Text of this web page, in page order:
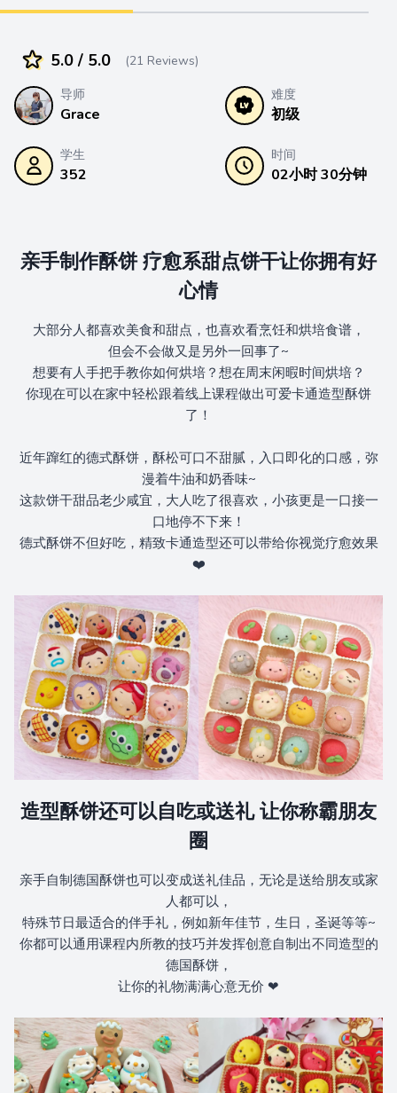
5.0 造型技巧+五官捏塑定位
5.1 唐老鸭Donald Duck，黛西鸭Daisy Duck
5.4 跳跳虎Tigger，小飞象Dumbo
5.5 花栗鼠奇奇Chip，花栗鼠蒂蒂 Dale
5.6 米奇Mickey，米妮Minnie
6.1 桃子Peach，橘子Orange
6.2 苹果Apple，草莓Strawberry
7.0 BONUS：夹馅技巧
7.1 夹馅技巧
8.0 烤培技巧+烤箱温度控制
8.1 烤培技巧
9.0 饼干不开裂秘诀+饼干大小控制
10.0 保存方式
11.0 总结+老师勉励话语
11.1 总结
5.0 / 5.0
(21 Reviews)
导师
Grace
难度
初级
学生
352
时间
02小时 30分钟
亲手制作酥饼 疗愈系甜点饼干让你拥有好
心情
大部分人都喜欢美食和甜点，也喜欢看烹饪和烘培食谱，
但会不会做又是另外一回事了~
想要有人手把手教你如何烘培？想在周末闲暇时间烘培？
你现在可以在家中轻松跟着线上课程做出可爱卡通造型酥饼
了！
近年蹿红的德式酥饼，酥松可口不甜腻，入口即化的口感，弥
漫着牛油和奶香味~
这款饼干甜品老少咸宜，大人吃了很喜欢，小孩更是一口接一
口地停不下来！
德式酥饼不但好吃，精致卡通造型还可以带给你视觉疗愈效果
❤️
造型酥饼还可以自吃或送礼 让你称霸朋友
圈
亲手自制德国酥饼也可以变成送礼佳品，无论是送给朋友或家
人都可以，
特殊节日最适合的伴手礼，例如新年佳节，生日，圣诞等等~
你都可以通用课程内所教的技巧并发挥创意自制出不同造型的
德国酥饼，
让你的礼物满满心意无价 ❤